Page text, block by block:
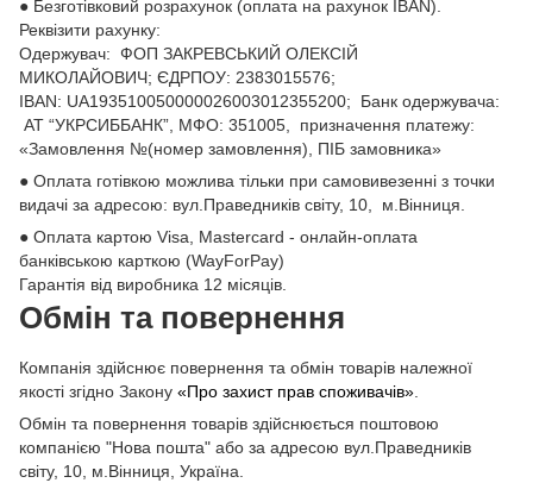
● Безготівковий розрахунок (оплата на рахунок IBAN).
Реквізити рахунку:
Одержувач: ФОП ЗАКРЕВСЬКИЙ ОЛЕКСІЙ
МИКОЛАЙОВИЧ; ЄДРПОУ: 2383015576;
ІВАN: UA193510050000026003012355200; Банк одержувача:
АТ “УКРСИББАНК”, МФО: 351005, призначення платежу:
«Замовлення №(номер замовлення), ПІБ замовника»
● Оплата готівкою можлива тільки при самовивезенні з точки
видачі за адресою: вул.Праведників світу, 10, м.Вінниця.
● Оплата картою Visa, Mastercard - онлайн-оплата
банківською карткою (WayForPay)
Гарантія від виробника 12 місяців.
Обмін та повернення
Компанія здійснює повернення та обмін товарів належної
якості згідно Закону «Про захист прав споживачів»
Обмін та повернення товарів здійснюється поштовою
компанією "Нова пошта" або за адресою вул.Праведників
світу, 10, м.Вінниця, Україна.